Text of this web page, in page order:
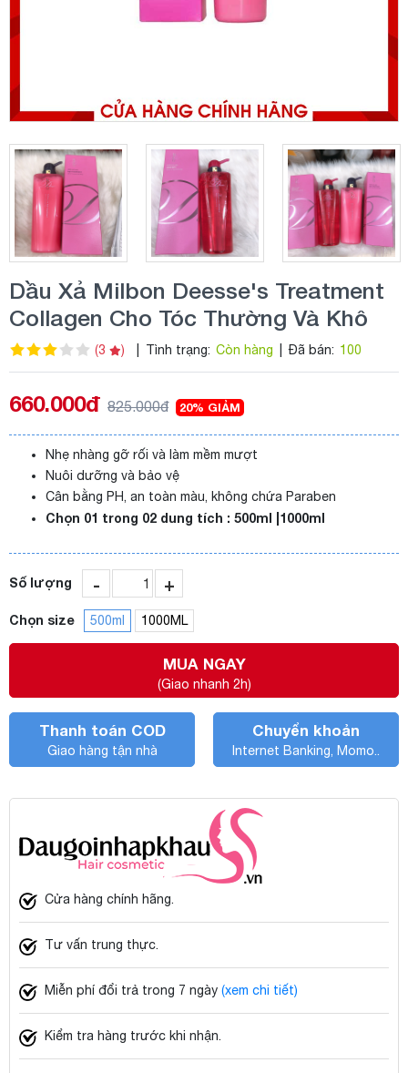
Dầu Xả Milbon Deesse's Treatment
Collagen Cho Tóc Thường Và Khô
(3 ) Tình trạng: Còn hàng Đã bán: 100
660.000đ 825.000đ 20% GIẢM
Nhẹ nhàng gỡ rối và làm mềm mượt
Nuôi dưỡng và bảo vệ
Cân bằng PH, an toàn màu, không chứa Paraben
Chọn 01 trong 02 dung tích : 500ml |1000ml
Số lượng - +
Chọn size 500ml 1000ML
MUA NGAY
(Giao nhanh 2h)
Thanh toán COD
Giao hàng tận nhà
Chuyển khoản
Internet Banking, Momo..
Cửa hàng chính hãng.
Tư vấn trung thực.
Miễn phí đổi trả trong 7 ngày (xem chi tiết)
Kiểm tra hàng trước khi nhận.